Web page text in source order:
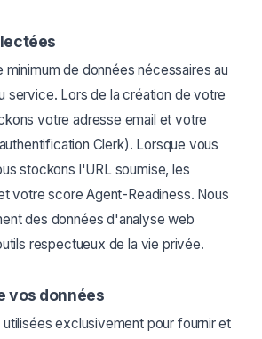
minimum de données nécessaires au
service. Lors de la création de votre
votre adresse email et votre
Clerk). Lorsque vous
stockons l'URL soumise, les
votre score Agent-Readiness. Nous
des données d'analyse web
respectueux de la vie privée.
vos données
exclusivement pour fournir et